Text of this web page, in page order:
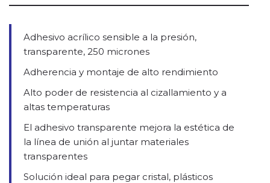
Adhesivo acrílico sensible a la presión,
transparente, 250 micrones
Adherencia y montaje de alto rendimiento
Alto poder de resistencia al cizallamiento y a
altas temperaturas
El adhesivo transparente mejora la estética de
la línea de unión al juntar materiales
transparentes
Solución ideal para pegar cristal, plásticos